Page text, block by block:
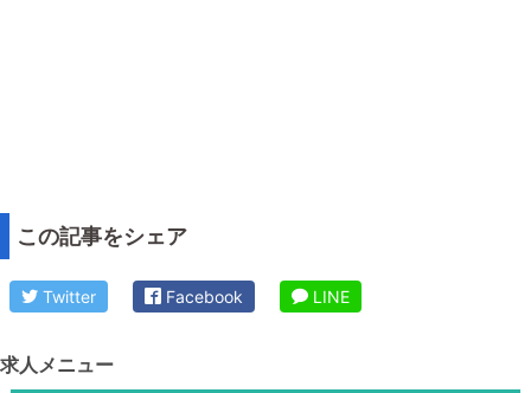
この記事をシェア
Twitter Facebook LINE
求人メニュー